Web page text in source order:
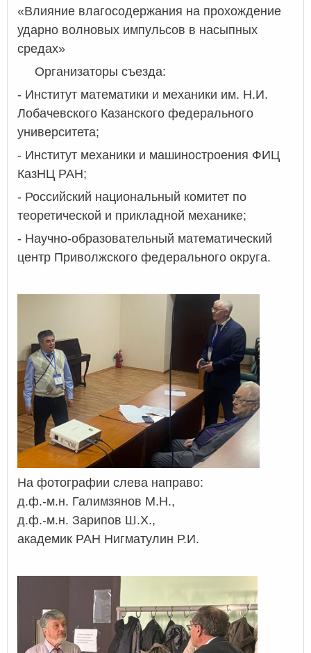
«Влияние влагосодержания на прохождение
ударно волновых импульсов в насыпных
средах»
Организаторы съезда:
- Институт математики и механики им. Н.И.
Лобачевского Казанского федерального
университета;
- Институт механики и машиностроения ФИЦ
КазНЦ РАН;
- Российский национальный комитет по
теоретической и прикладной механике;
- Научно-образовательный математический
центр Приволжского федерального округа.
На фотографии слева направо:
д.ф.-м.н. Галимзянов М.Н.,
д.ф.-м.н. Зарипов Ш.Х.,
академик РАН Нигматулин Р.И.